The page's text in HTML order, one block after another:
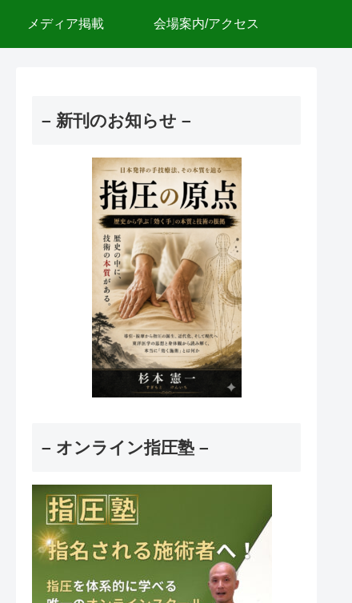
メディア掲載 会場案内/アクセス
– 新刊のお知らせ –
– オンライン指圧塾 –